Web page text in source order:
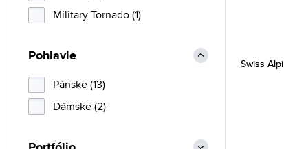
Swiss
Military Tornado (1)
Pohlavie
Pánske (13)
Dámske (2)